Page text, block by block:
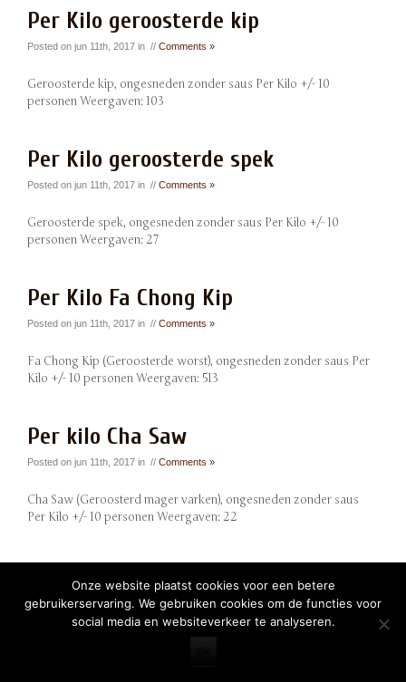
Per Kilo geroosterde kip
Posted on jun 11th, 2017 in // Comments »
Geroosterde kip, ongesneden zonder saus Per Kilo +/- 10
personen Weergaven: 103
Per Kilo geroosterde spek
Posted on jun 11th, 2017 in // Comments »
Geroosterde spek, ongesneden zonder saus Per Kilo +/- 10
personen Weergaven: 27
Per Kilo Fa Chong Kip
Posted on jun 11th, 2017 in // Comments »
Fa Chong Kip (Geroosterde worst), ongesneden zonder saus Per
Kilo +/- 10 personen Weergaven: 513
Per kilo Cha Saw
Posted on jun 11th, 2017 in // Comments »
Cha Saw (Geroosterd mager varken), ongesneden zonder saus
Per Kilo +/- 10 personen Weergaven: 22
Innova Design Amsterdam
Onze website plaatst cookies voor een betere
gebruikerservaring. We gebruiken cookies om de functies voor
social media en websiteverkeer te analyseren.